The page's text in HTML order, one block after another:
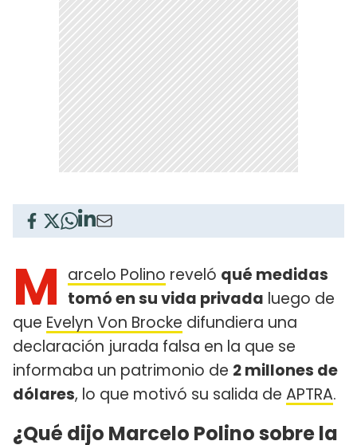
M arcelo Polino reveló qué medidas
tomó en su vida privada luego de
que Evelyn Von Brocke difundiera una
declaración jurada falsa en la que se
informaba un patrimonio de 2 millones de
dólares, lo que motivó su salida de APTRA.
¿Qué dijo Marcelo Polino sobre la